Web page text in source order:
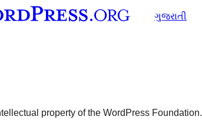
ગુજરાતી
property of the WordPress Foundation.